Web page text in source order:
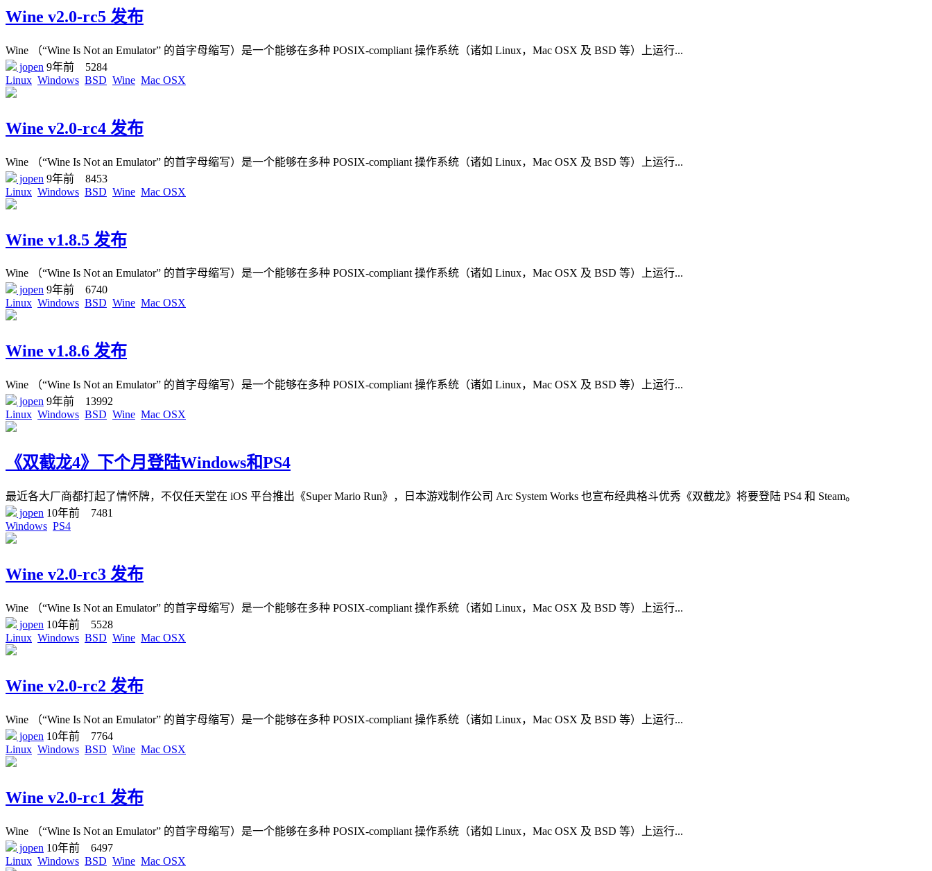
Wine v2.0-rc5 发布
Wine （“Wine Is Not an Emulator” 的首字母缩写）是一个能够在多种 POSIX-compliant 操作系统（诸如 Linux，Mac OSX 及 BSD 等）上运行...
jopen 9年前
5284
Linux Windows BSD Wine Mac OSX
Wine v2.0-rc4 发布
Wine （“Wine Is Not an Emulator” 的首字母缩写）是一个能够在多种 POSIX-compliant 操作系统（诸如 Linux，Mac OSX 及 BSD 等）上运行...
jopen 9年前
8453
Linux Windows BSD Wine Mac OSX
Wine v1.8.5 发布
Wine （“Wine Is Not an Emulator” 的首字母缩写）是一个能够在多种 POSIX-compliant 操作系统（诸如 Linux，Mac OSX 及 BSD 等）上运行...
jopen 9年前
6740
Linux Windows BSD Wine Mac OSX
Wine v1.8.6 发布
Wine （“Wine Is Not an Emulator” 的首字母缩写）是一个能够在多种 POSIX-compliant 操作系统（诸如 Linux，Mac OSX 及 BSD 等）上运行...
jopen 9年前
13992
Linux Windows BSD Wine Mac OSX
《双截龙4》下个月登陆Windows和PS4
最近各大厂商都打起了情怀牌，不仅任天堂在 iOS 平台推出《Super Mario Run》，日本游戏制作公司 Arc System Works 也宣布经典格斗优秀《双截龙》将要登陆 PS4 和 Steam。
jopen 10年前
7481
Windows PS4
Wine v2.0-rc3 发布
Wine （“Wine Is Not an Emulator” 的首字母缩写）是一个能够在多种 POSIX-compliant 操作系统（诸如 Linux，Mac OSX 及 BSD 等）上运行...
jopen 10年前
5528
Linux Windows BSD Wine Mac OSX
Wine v2.0-rc2 发布
Wine （“Wine Is Not an Emulator” 的首字母缩写）是一个能够在多种 POSIX-compliant 操作系统（诸如 Linux，Mac OSX 及 BSD 等）上运行...
jopen 10年前
7764
Linux Windows BSD Wine Mac OSX
Wine v2.0-rc1 发布
Wine （“Wine Is Not an Emulator” 的首字母缩写）是一个能够在多种 POSIX-compliant 操作系统（诸如 Linux，Mac OSX 及 BSD 等）上运行...
jopen 10年前
6497
Linux Windows BSD Wine Mac OSX